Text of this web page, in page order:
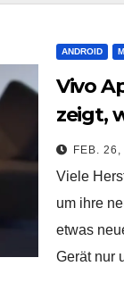
ANDROID
Vivo
zeigt,
FEB.
Viele
um ihre
etwas
Gerät nur